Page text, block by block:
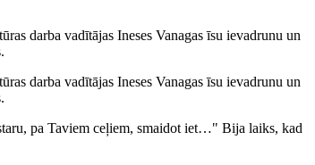
darba vadītājas Ineses Vanagas īsu ievadrunu un
darba vadītājas Ineses Vanagas īsu ievadrunu un
pa Taviem ceļiem, smaidot iet…" Bija laiks, kad